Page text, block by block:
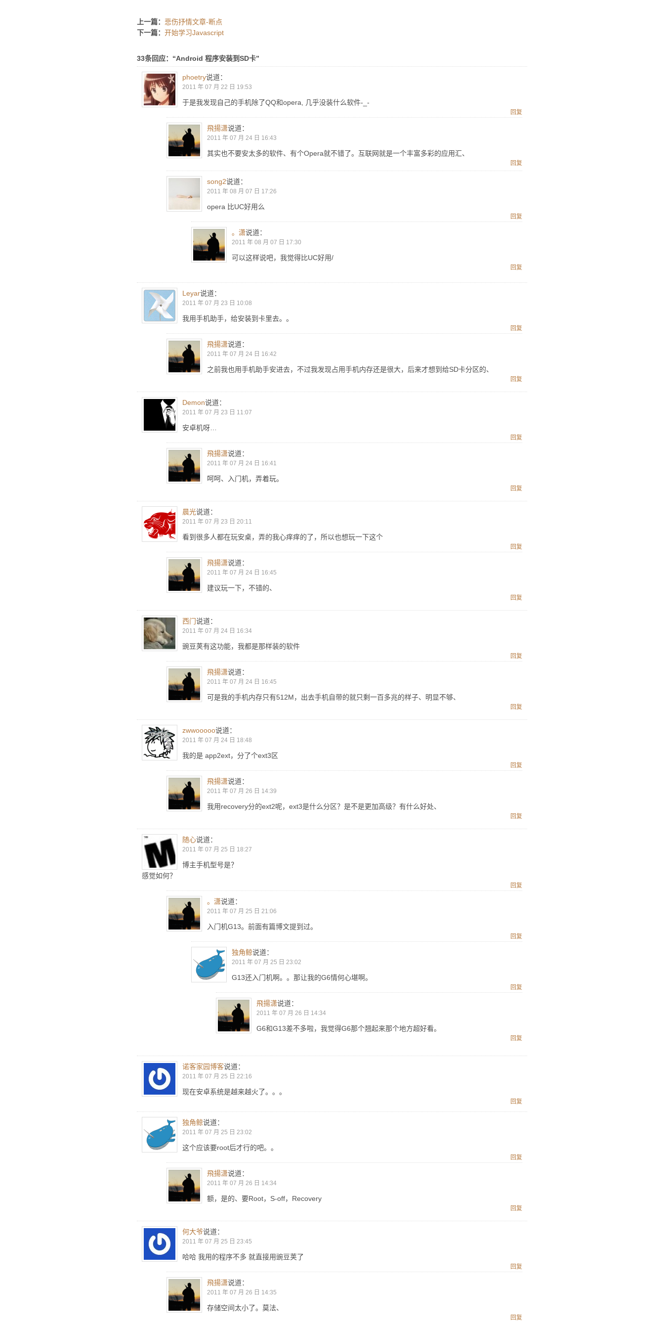
上一篇： 悲伤抒情文章-断点
下一篇： 开始学习Javascript
33条回应：“Android 程序安装到SD卡”
phoetry说道：
2011 年 07 月 22 日 19:53
于是我发现自己的手机除了QQ和opera, 几乎没装什么软件-_-
回复
飛揚潇说道：
2011 年 07 月 24 日 16:43
其实也不要安太多的软件、有个Opera就不错了。互联网就是一个丰富多彩的应用汇、
回复
song2说道：
2011 年 08 月 07 日 17:26
opera 比UC好用么
回复
。潇说道：
2011 年 08 月 07 日 17:30
可以这样说吧，我觉得比UC好用/
回复
Leyar说道：
2011 年 07 月 23 日 10:08
我用手机助手，给安装到卡里去。。
回复
飛揚潇说道：
2011 年 07 月 24 日 16:42
之前我也用手机助手安进去，不过我发现占用手机内存还是很大，后来才想到给SD卡分区的、
回复
Demon说道：
2011 年 07 月 23 日 11:07
安卓机呀…
回复
飛揚潇说道：
2011 年 07 月 24 日 16:41
呵呵、入门机，弄着玩。
回复
晨光说道：
2011 年 07 月 23 日 20:11
看到很多人都在玩安桌，弄的我心痒痒的了，所以也想玩一下这个
回复
飛揚潇说道：
2011 年 07 月 24 日 16:45
建议玩一下，不错的、
回复
西门说道：
2011 年 07 月 24 日 16:34
豌豆荚有这功能，我都是那样装的软件
回复
飛揚潇说道：
2011 年 07 月 24 日 16:45
可是我的手机内存只有512M，出去手机自带的就只剩一百多兆的样子、明显不够、
回复
zwwooooo说道：
2011 年 07 月 24 日 18:48
我的是 app2ext，分了个ext3区
回复
飛揚潇说道：
2011 年 07 月 26 日 14:39
我用recovery分的ext2呢，ext3是什么分区？是不是更加高级？有什么好处、
回复
随心说道：
2011 年 07 月 25 日 18:27
博主手机型号是？
感觉如何？
回复
。潇说道：
2011 年 07 月 25 日 21:06
入门机G13。前面有篇博文提到过。
回复
独角鲸说道：
2011 年 07 月 25 日 23:02
G13还入门机啊。。那让我的G6情何心堪啊。
回复
飛揚潇说道：
2011 年 07 月 26 日 14:34
G6和G13差不多啦，我觉得G6那个翘起来那个地方超好看。
回复
诺客家园博客说道：
2011 年 07 月 25 日 22:16
现在安卓系统是越来越火了。。。
回复
独角鲸说道：
2011 年 07 月 25 日 23:02
这个应该要root后才行的吧。。
回复
飛揚潇说道：
2011 年 07 月 26 日 14:34
额，是的、要Root，S-off，Recovery
回复
何大爷说道：
2011 年 07 月 25 日 23:45
哈哈 我用的程序不多 就直接用豌豆荚了
回复
飛揚潇说道：
2011 年 07 月 26 日 14:35
存储空间太小了。莫法、
回复